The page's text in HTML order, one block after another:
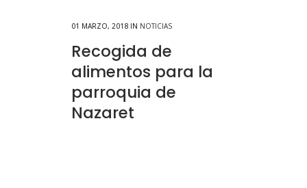
01 MARZO, 2018 IN NOTICIAS
Recogida de
alimentos para la
parroquia de
Nazaret